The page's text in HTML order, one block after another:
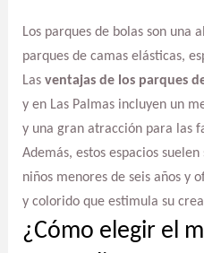
Los parques de bolas son una
parques de camas elásticas,
Las ventajas de los parques
y en Las Palmas incluyen un
y una gran atracción para las
Además, estos espacios
niños menores de seis años y
y colorido que estimula su
¿Cómo elegir el